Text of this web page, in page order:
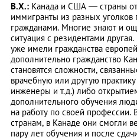
В.Х.: Канада и США — страны
иммигранты из разных
гражданами. Многие знают и
ситуация с резидентами
уже имели гражданства
дополнительно гражданство
становятся сложности,
врачебную или другую
инженеры и т.д.) либо
дополнительного обучения
на работу по своей профессии.
странам, в Канаде они смогли
пару лет обучения и после